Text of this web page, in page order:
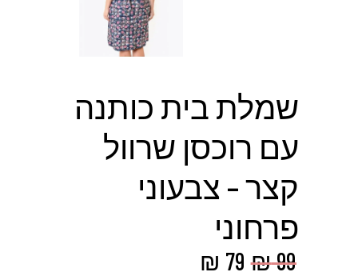
שמלת בית כותנה
עם רוכסן שרוול
קצר – צבעוני
פרחוני
₪99
המחיר
₪ 79